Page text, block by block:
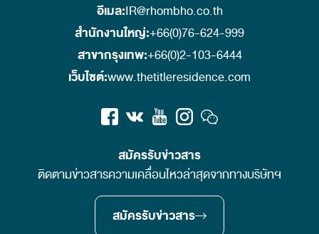
อีเมล:IR@rhombho.co.th
สำนักงานใหญ่:+66(0)76-624-999
สาขากรุงเทพ:+66(0)2-103-6444
เว็บไซต์:www.thetitleresidence.com
สมัครรับข่าวสาร
ติดตามข่าวสารความเคลื่อนไหวล่าสุดจากทางบริษัทฯ
สมัครรับข่าวสาร